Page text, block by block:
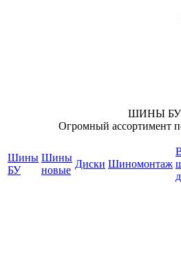
ШИНЫ БУ
Огромный ассортимент
Шины
БУ
Шины
новые
Диски Шиномонтаж